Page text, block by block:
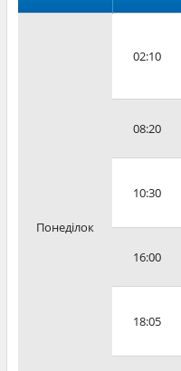
Понеділок
02:10
08:20
10:30
16:00
18:05